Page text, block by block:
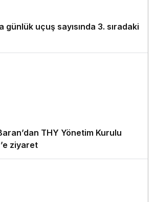
günlük uçuş sayısında 3. sıradaki
THY Yönetim Kurulu
ziyaret